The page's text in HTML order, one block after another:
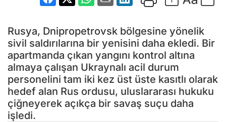
Rusya, Dnipropetrovsk bölgesine yönelik
sivil saldırılarına bir yenisini daha ekledi. Bir
apartmanda çıkan yangını kontrol altına
almaya çalışan Ukraynalı acil durum
personelini tam iki kez üst üste kasıtlı olarak
hedef alan Rus ordusu, uluslararası hukuku
çiğneyerek açıkça bir savaş suçu daha
işledi.